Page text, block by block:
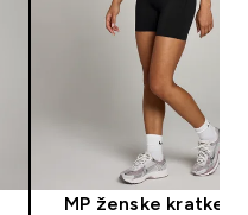
MP ženske kratke